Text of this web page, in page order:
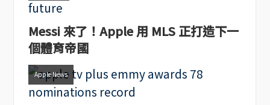
Messi 來了！Apple 用 MLS 正打造下一
個體育帝國
Apple News